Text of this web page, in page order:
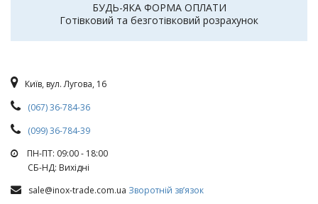
БУДЬ-ЯКА ФОРМА ОПЛАТИ
Готівковий та безготівковий розрахунок
Київ, вул. Лугова, 16
(067) 36-784-36
(099) 36-784-39
ПН-ПТ: 09:00 - 18:00
СБ-НД: Вихiднi
sale@inox-trade.com.ua Зворотній зв’язок